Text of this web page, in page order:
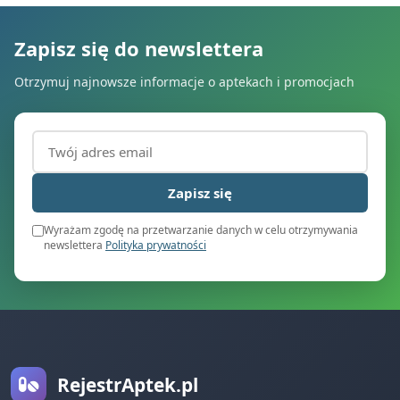
Zapisz się do newslettera
Otrzymuj najnowsze informacje o aptekach i promocjach
Adres email (wymagany)
Zapisz się
Wyrażam zgodę na przetwarzanie danych w celu otrzymywania
newslettera Polityka prywatności
RejestrAptek.pl